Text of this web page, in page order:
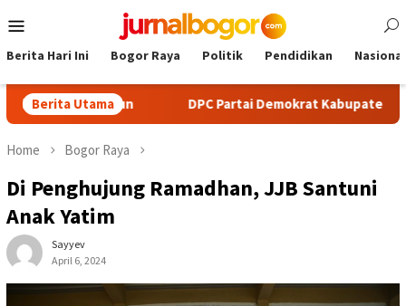
to
Menu
Berita Hari Ini Bogor Raya Politik Pendidikan Nasional
Berita Utama
Run DPC Partai Demokrat Kabupaten Bogor Gelar
Home Bogor Raya
Di Penghujung Ramadhan, JJB Santuni
Anak Yatim
Sayyev
April 6, 2024